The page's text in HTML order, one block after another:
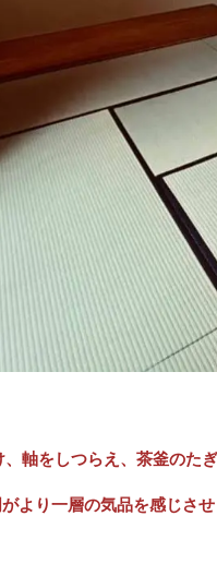
軸をしつらえ、茶釜のた
より一層の気品を感じさせ